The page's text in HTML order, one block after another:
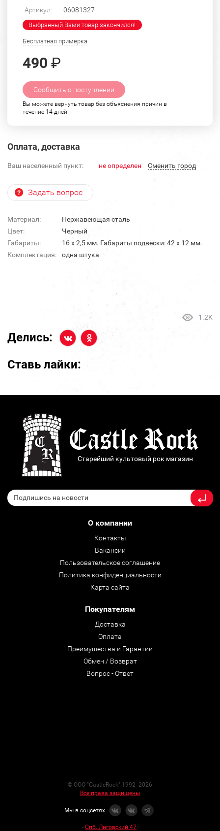
Артикул: 06081327
Выбранный Вами товар закончился!
Бесплатная примерка
490 ₽
Сообщить о поступлении
Вы можете вернуть товар без объяснения причин в
течение 14 дней
Оплата, доставка
Ваш населенный пункт: не определен Cменить город
Задать вопрос
Материал:
Нержавеющая сталь
Цвет:
Черный
Габариты:
16 х 2,5 мм. Габариты подвески: 42 х 12 мм.
Комплектация:
одна штука
1.2K
Делись:
Ставь лайки:
Старейший культовый рок магазин
О компании
Контакты
Вакансии
Пользовательское соглашение
Политика конфиденциальности
Карта сайта
Покупателям
Доставка
Оплата
Преимущества и Гарантии
Обмен / Возврат
Вопрос - Ответ
© ООО "CastleRock" 1992- 2026
Все права защищены
Мы в соцсетях
- Спб. Лиговский 47: